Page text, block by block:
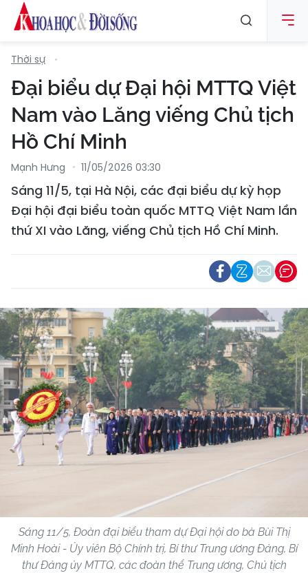
Thời sự
Đại biểu dự Đại hội MTTQ Việt
Nam vào Lăng viếng Chủ tịch
Hồ Chí Minh
Mạnh Hưng 11/05/2026 03:30
Sáng 11/5, tại Hà Nội, các đại biểu dự kỳ họp
Đại hội đại biểu toàn quốc MTTQ Việt Nam lần
thứ XI vào Lăng, viếng Chủ tịch Hồ Chí Minh.
Sáng 11/5, Đoàn đại biểu tham dự Đại hội do bà Bùi Thị
Minh Hoài - Ủy viên Bộ Chính trị, Bí thư Trung ương Đảng, Bí
thư Đảng ủy MTTQ, các đoàn thể Trung ương, Chủ tịch